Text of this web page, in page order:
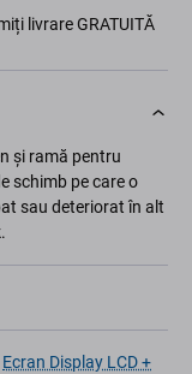
livrare GRATUITĂ
și ramă pentru
schimb pe care o
sau deteriorat în alt
Ecran Display LCD +